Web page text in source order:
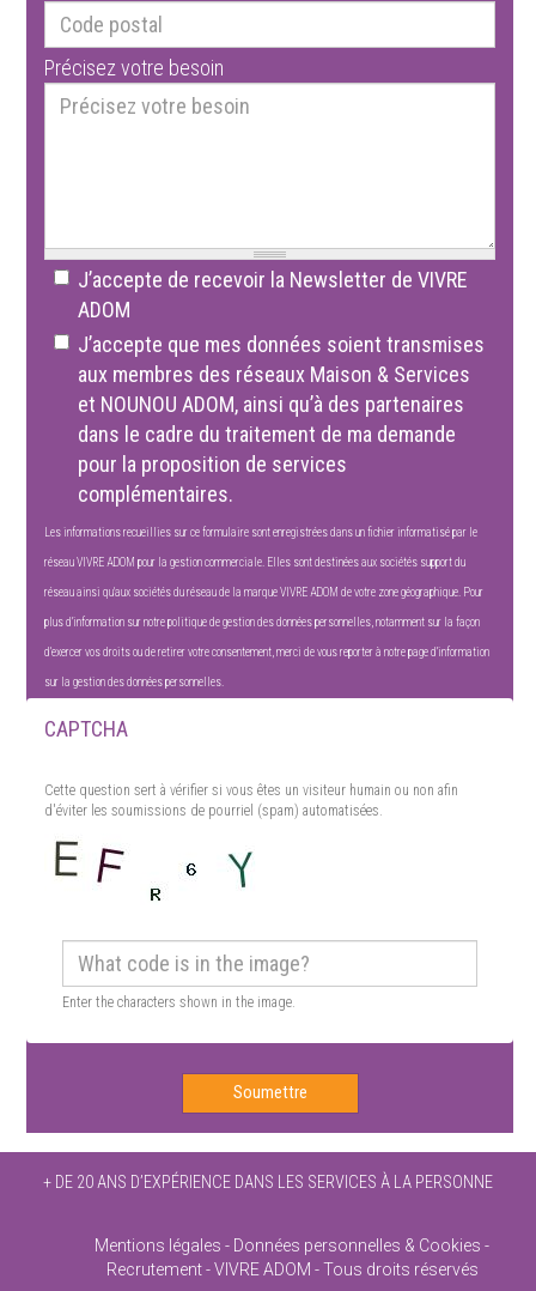
Précisez votre besoin
J’accepte de recevoir la Newsletter de VIVRE
ADOM
Inscription
newsletter
Maintien
Adom
J’accepte que mes données soient transmises
aux membres des réseaux Maison & Services
et NOUNOU ADOM, ainsi qu’à des partenaires
dans le cadre du traitement de ma demande
pour la proposition de services
complémentaires.
rgpd
approbation
Les informations recueillies sur ce formulaire sont enregistrées dans un fichier informatisé par le
réseau VIVRE ADOM pour la gestion commerciale. Elles sont destinées aux sociétés support du
réseau ainsi qu'aux sociétés du réseau de la marque VIVRE ADOM de votre zone géographique. Pour
plus d’information sur notre politique de gestion des données personnelles, notamment sur la façon
d’exercer vos droits ou de retirer votre consentement, merci de vous reporter à notre page d’information
sur lagestion des données personnelles
CAPTCHA
Cette question sert à vérifier si vous êtes un visiteur humain ou non afin
d'éviter les soumissions de pourriel (spam) automatisées.
Enter the characters shown in the image.
Soumettre
+ DE 20 ANS D’EXPÉRIENCE DANS LES SERVICES À LA PERSONNE
Mentions légales
Données personnelles & Cookies
Recrutement
VIVRE ADOM - Tous droits réservés